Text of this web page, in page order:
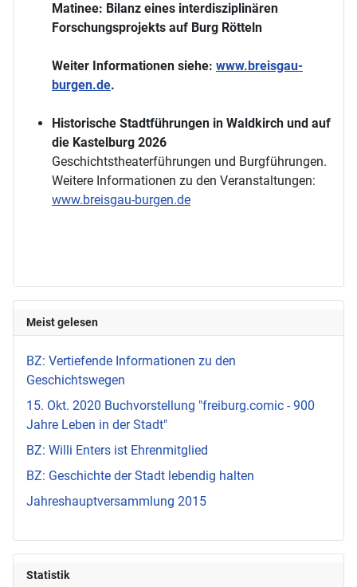
Matinee: Bilanz eines interdisziplinären
Forschungsprojekts auf Burg Rötteln
Weiter Informationen siehe: www.breisgau-
burgen.de.
Historische Stadtführungen in Waldkirch und auf
die Kastelburg 2026
Geschichtstheaterführungen und Burgführungen.
Weitere Informationen zu den Veranstaltungen:
www.breisgau-burgen.de
Meist gelesen
BZ: Vertiefende Informationen zu den
Geschichtswegen
15. Okt. 2020 Buchvorstellung "freiburg.comic - 900
Jahre Leben in der Stadt"
BZ: Willi Enters ist Ehrenmitglied
BZ: Geschichte der Stadt lebendig halten
Jahreshauptversammlung 2015
Statistik